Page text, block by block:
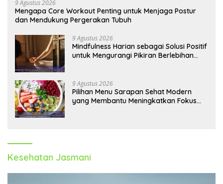
9 Agustus 2026
Mengapa Core Workout Penting untuk Menjaga Postur
dan Mendukung Pergerakan Tubuh
9 Agustus 2026
Mindfulness Harian sebagai Solusi Positif
untuk Mengurangi Pikiran Berlebihan
9 Agustus 2026
Pilihan Menu Sarapan Sehat Modern
yang Membantu Meningkatkan Fokus
Kesehatan Jasmani